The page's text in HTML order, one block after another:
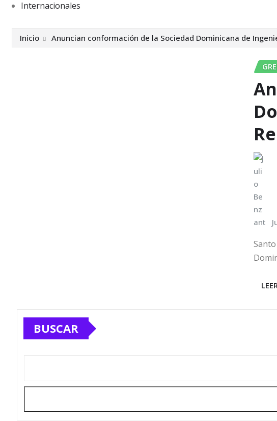
Internacionales
Inicio Anuncian conformación de la Sociedad Dominicana de
BUSCAR